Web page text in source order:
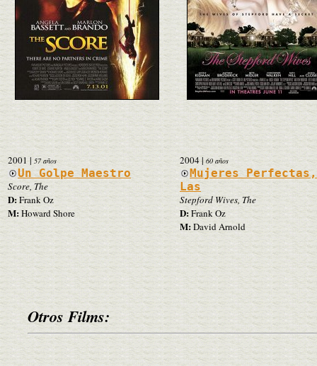
2001| 57 años
Un Golpe Maestro
Score, The
D:Frank Oz
M:Howard Shore
2004| 60 años
Mujeres Perfectas,
Las
Stepford Wives, The
D:Frank Oz
M:David Arnold
Otros Films: